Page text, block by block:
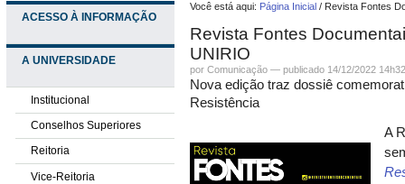
ACESSO À INFORMAÇÃO
A UNIVERSIDADE
Institucional
Conselhos Superiores
Reitoria
Vice-Reitoria
Você está aqui: Página Inicial / Revista Fontes
Revista Fontes
UNIRIO
porComunicação —publicado 14/12/2022
Nova edição traz dossiê
Resistência
A